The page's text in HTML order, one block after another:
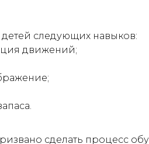
следующих навыков:
движений;
сделать процесс